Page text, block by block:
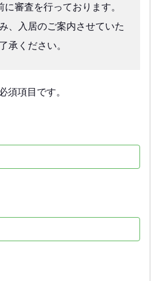
審査を行っております。
、入居のご案内させていた
承ください。
須項目です。